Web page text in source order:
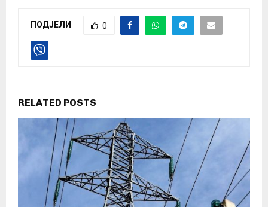
ПОДЈЕЛИ 0
RELATED POSTS